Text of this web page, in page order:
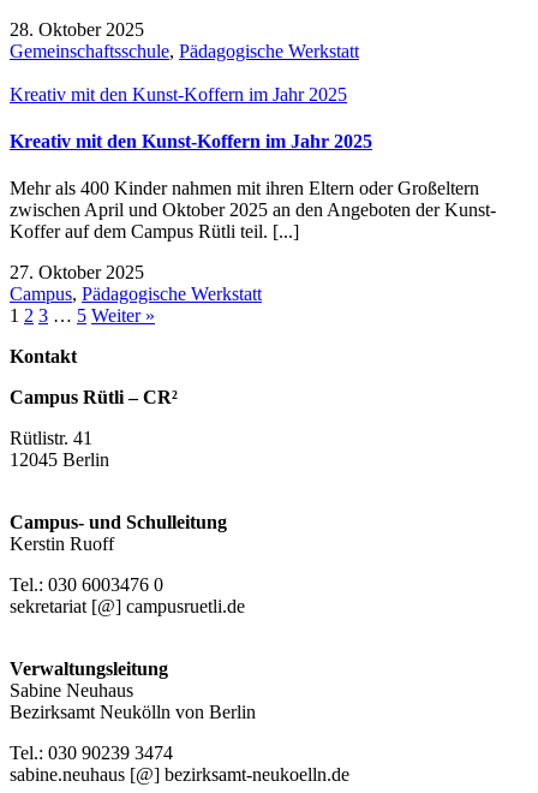
28. Oktober 2025
Gemeinschaftsschule, Pädagogische Werkstatt
Kreativ mit den Kunst-Koffern im Jahr 2025
Kreativ mit den Kunst-Koffern im Jahr 2025
Mehr als 400 Kinder nahmen mit ihren Eltern oder Großeltern
zwischen April und Oktober 2025 an den Angeboten der Kunst-
Koffer auf dem Campus Rütli teil. [...]
27. Oktober 2025
Campus, Pädagogische Werkstatt
1 2 3 … 5 Weiter »
Kontakt
Campus Rütli – CR²
Rütlistr. 41
12045 Berlin
Campus- und Schulleitung
Kerstin Ruoff
Tel.: 030 6003476 0
sekretariat [@] campusruetli.de
Verwaltungsleitung
Sabine Neuhaus
Bezirksamt Neukölln von Berlin
Tel.: 030 90239 3474
sabine.neuhaus [@] bezirksamt-neukoelln.de